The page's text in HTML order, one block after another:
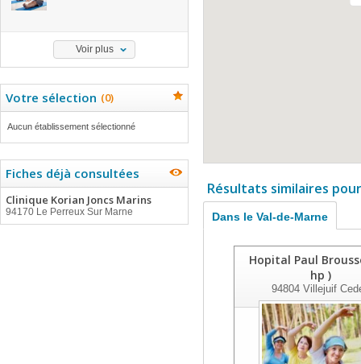
Voir plus
Votre sélection (0)
Aucun établissement sélectionné
Fiches déjà consultées
Clinique Korian Joncs Marins
94170 Le Perreux Sur Marne
Résultats similaires
Dans le Val-de-Marne
Hopital Paul
hp )
94804Villejuif